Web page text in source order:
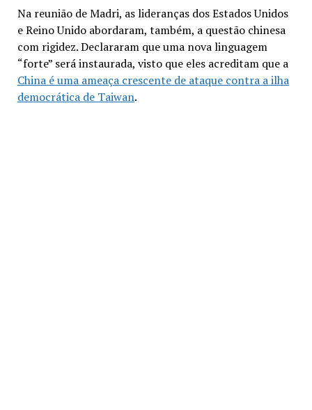
Na reunião de Madri, as lideranças dos Estados Unidos
e Reino Unido abordaram, também, a questão chinesa
com rigidez. Declararam que uma nova linguagem
“forte” será instaurada, visto que eles acreditam que a
China é uma ameaça crescente de ataque contra a ilha
democrática de Taiwan.